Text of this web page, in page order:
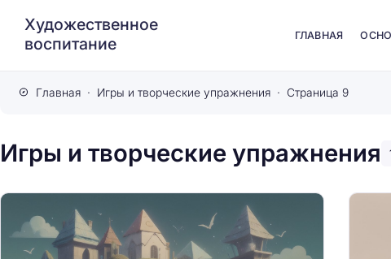
Художественное
воспитание
ГЛАВНАЯ
Главная Игры и творческие упражнения Страница 9
Игры и творческие упражнения